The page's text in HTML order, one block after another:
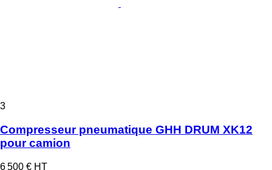
3
Compresseur pneumatique GHH DRUM XK12
pour camion
6 500 € HT